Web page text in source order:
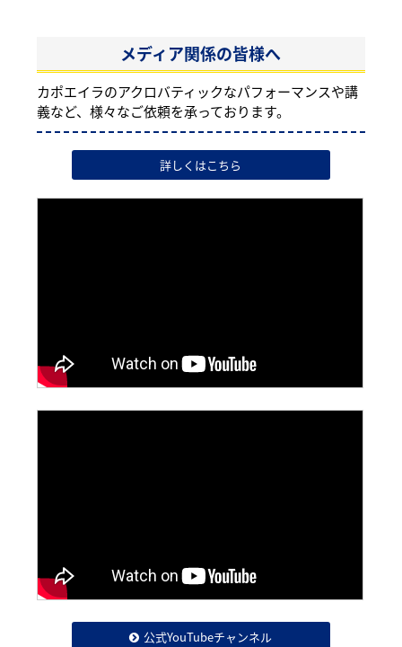
メディア関係の皆様へ
カポエイラのアクロバティックなパフォーマンスや講
義など、様々なご依頼を承っております。
詳しくはこちら
公式YouTubeチャンネル